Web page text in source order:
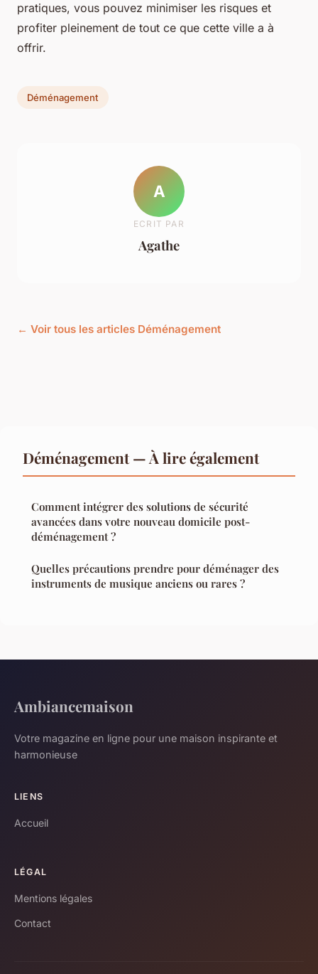
pratiques, vous pouvez minimiser les risques et
profiter pleinement de tout ce que cette ville a à
offrir.
Déménagement
A
ECRIT PAR
Agathe
← Voir tous les articles Déménagement
Déménagement — À lire également
Comment intégrer des solutions de sécurité
avancées dans votre nouveau domicile post-
déménagement ?
Quelles précautions prendre pour déménager des
instruments de musique anciens ou rares ?
Ambiancemaison
Votre magazine en ligne pour une maison inspirante et
harmonieuse
LIENS
Accueil
LÉGAL
Mentions légales
Contact